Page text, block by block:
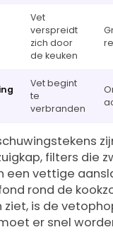
Vet
verspreidt
zich door
de keuken
Vet begint
te
verbranden
filters die
een vettige
rond de
ziet, is de
er snel